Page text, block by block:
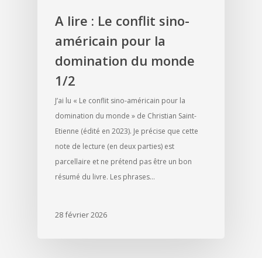
A lire : Le conflit sino-
américain pour la
domination du monde
1/2
J’ai lu « Le conflit sino-américain pour la
domination du monde » de Christian Saint-
Etienne (édité en 2023). Je précise que cette
note de lecture (en deux parties) est
parcellaire et ne prétend pas être un bon
résumé du livre. Les phrases…
28 février 2026